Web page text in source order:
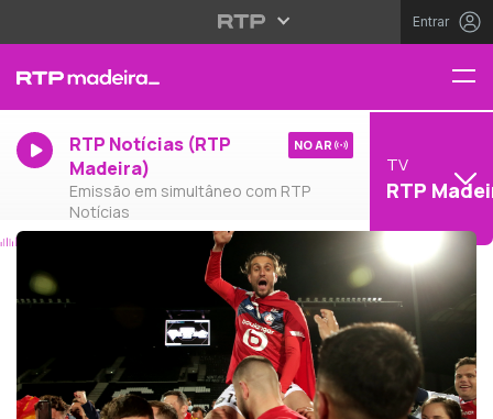
Entrar
RTP Notícias (RTP
Madeira)
Emissão em simultâneo com RTP
Notícias
NO AR
TV
RTP